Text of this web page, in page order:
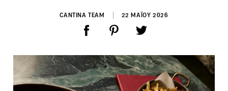
CANTINA TEAM 22 ΜΑΪΟΥ 2026